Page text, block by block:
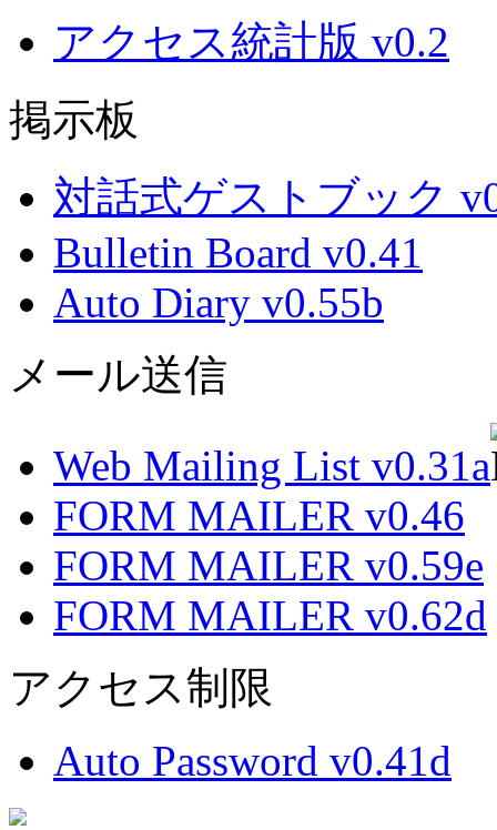
アクセス統計版 v0.2
掲示板
対話式ゲストブック
Bulletin Board v0.41
Auto Diary v0.55b
メール送信
Web Mailing List v0.31a
FORM MAILER v0.46
FORM MAILER v0.59e
FORM MAILER v0.62d
アクセス制限
Auto Password v0.41d